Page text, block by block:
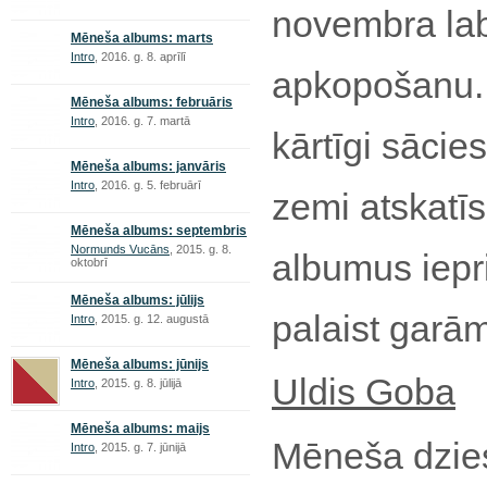
Mēneša albums: marts
Intro , 2016. g. 8. aprīlī
Mēneša albums: februāris
Intro , 2016. g. 7. martā
Mēneša albums: janvāris
Intro , 2016. g. 5. februārī
Mēneša albums: septembris
Normunds Vucāns , 2015. g. 8.
oktobrī
Mēneša albums: jūlijs
Intro , 2015. g. 12. augustā
Mēneša albums: jūnijs
Intro , 2015. g. 8. jūlijā
Mēneša albums: maijs
Intro , 2015. g. 7. jūnijā
novembra
kārtīgi
zemi
albumus
palaist
Uldis Goba
Mēneša